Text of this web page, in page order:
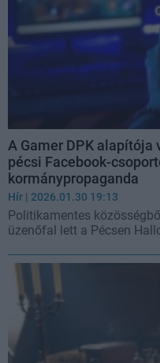
A Gamer DPK
pécsi Facebook-
kormánypropaganda
Hír | 2026.01.30 19:13
Politikamentes
üzenőfal lett a Pécsen